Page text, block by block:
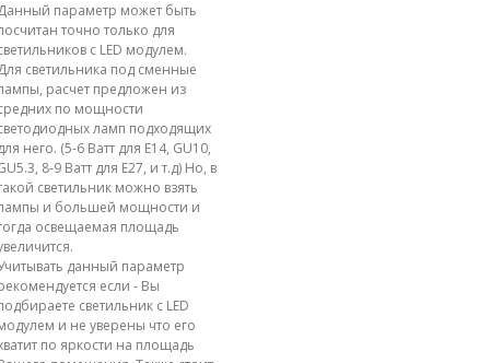
параметр может быть
точно только для
с LED модулем.
светильника под сменные
расчет предложен из
по мощности
ламп подходящих
него. (5-6 Ватт для E14, GU10,
8-9 Ватт для E27, и т.д) Но, в
светильник можно взять
и большей мощности и
освещаемая площадь
данный параметр
если - Вы
светильник с LED
и не уверены что его
по яркости на площадь